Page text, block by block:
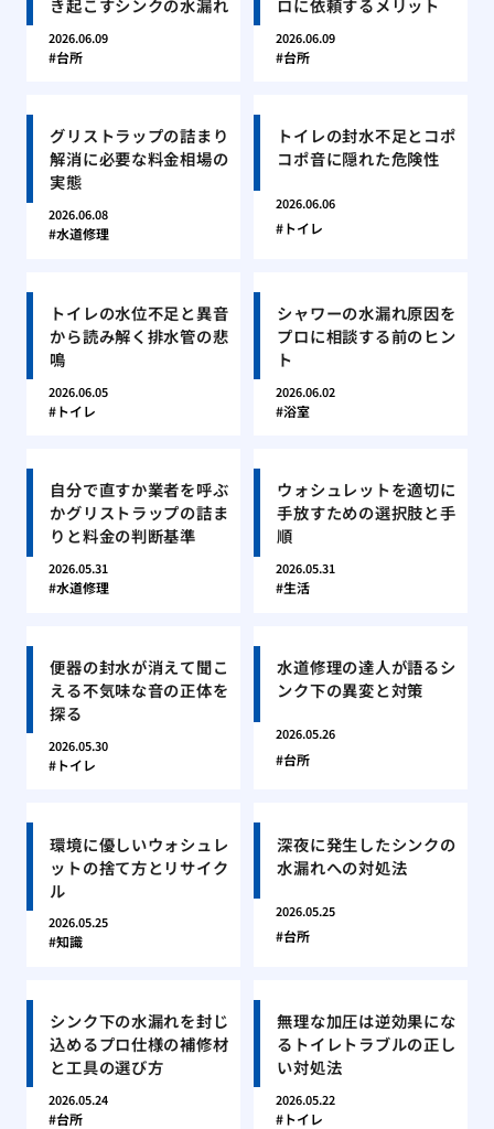
き起こすシンクの水漏れ
2026.06.09
台所
ロに依頼するメリット
2026.06.09
台所
グリストラップの詰まり
解消に必要な料金相場の
実態
2026.06.08
水道修理
トイレの封水不足とコポ
コポ音に隠れた危険性
2026.06.06
トイレ
トイレの水位不足と異音
から読み解く排水管の悲
鳴
2026.06.05
トイレ
シャワーの水漏れ原因を
プロに相談する前のヒン
ト
2026.06.02
浴室
自分で直すか業者を呼ぶ
かグリストラップの詰ま
りと料金の判断基準
2026.05.31
水道修理
ウォシュレットを適切に
手放すための選択肢と手
順
2026.05.31
生活
便器の封水が消えて聞こ
える不気味な音の正体を
探る
2026.05.30
トイレ
水道修理の達人が語るシ
ンク下の異変と対策
2026.05.26
台所
環境に優しいウォシュレ
ットの捨て方とリサイク
ル
2026.05.25
知識
深夜に発生したシンクの
水漏れへの対処法
2026.05.25
台所
シンク下の水漏れを封じ
込めるプロ仕様の補修材
と工具の選び方
2026.05.24
台所
無理な加圧は逆効果にな
るトイレトラブルの正し
い対処法
2026.05.22
トイレ